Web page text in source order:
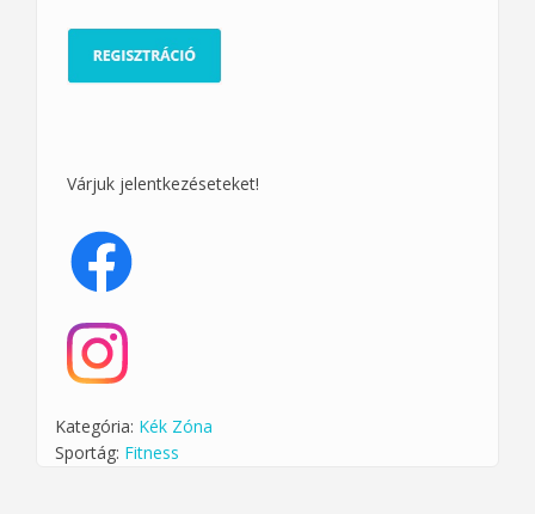
Várjuk jelentkezéseteket!
Kategória: Kék Zóna
Sportág: Fitness